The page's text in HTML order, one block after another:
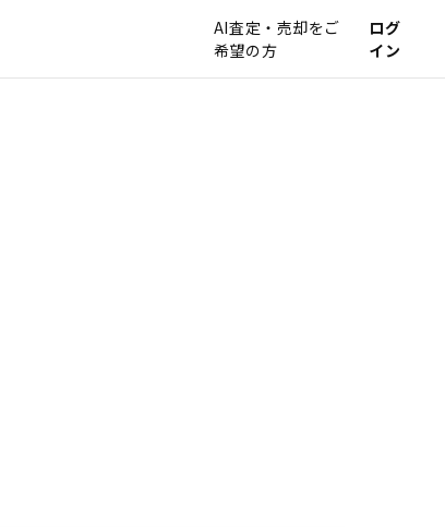
AI査定・売却をご
希望の方
ログ
イン